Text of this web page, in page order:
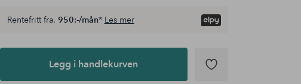
Rentefritt fra. 950:-/mån* Les mer
Legg i handlekurven